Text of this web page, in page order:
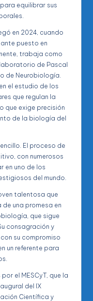
equilibrar sus
en 2024, cuando
puesto en
trabaja como
de Pascal
de Neurobiología.
el estudio de los
que regulan la
que exige precisión
de la biología del
El proceso de
con numerosos
en uno de los
del mundo.
talentosa que
de una promesa en
que sigue
consagración y
su compromiso
un referente para
el MESCyT, que la
del IX
Científica y